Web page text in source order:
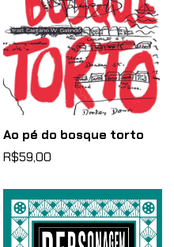
Ao pé do bosque torto
R$59,00